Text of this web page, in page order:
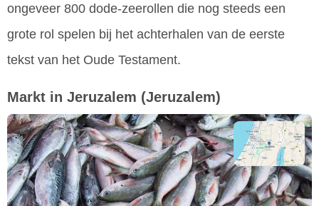
ongeveer 800 dode-zeerollen die nog steeds een
grote rol spelen bij het achterhalen van de eerste
tekst van het Oude Testament.
Markt in Jeruzalem (Jeruzalem)